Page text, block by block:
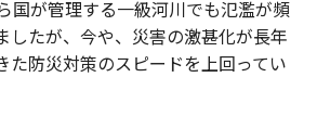
国が管理する一級河川でも氾濫が頻
したが、今や、災害の激甚化が長年
た防災対策のスピードを上回ってい